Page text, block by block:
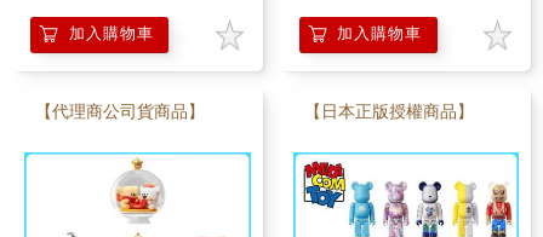
加入購物車 加入購物車
【代理商公司貨商品】 【日本正版授權商品】